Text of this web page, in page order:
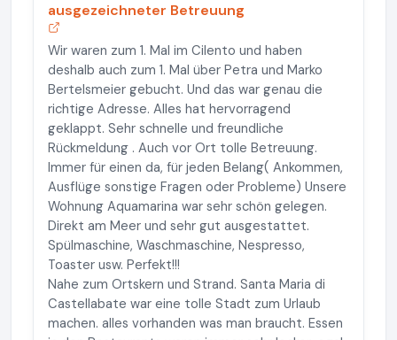
ausgezeichneter Betreuung
Wir waren zum 1. Mal im Cilento und haben
deshalb auch zum 1. Mal über Petra und Marko
Bertelsmeier gebucht. Und das war genau die
richtige Adresse. Alles hat hervorragend
geklappt. Sehr schnelle und freundliche
Rückmeldung . Auch vor Ort tolle Betreuung.
Immer für einen da, für jeden Belang( Ankommen,
Ausflüge sonstige Fragen oder Probleme) Unsere
Wohnung Aquamarina war sehr schön gelegen.
Direkt am Meer und sehr gut ausgestattet.
Spülmaschine, Waschmaschine, Nespresso,
Toaster usw. Perfekt!!!
Nahe zum Ortskern und Strand. Santa Maria di
Castellabate war eine tolle Stadt zum Urlaub
machen. alles vorhanden was man braucht. Essen